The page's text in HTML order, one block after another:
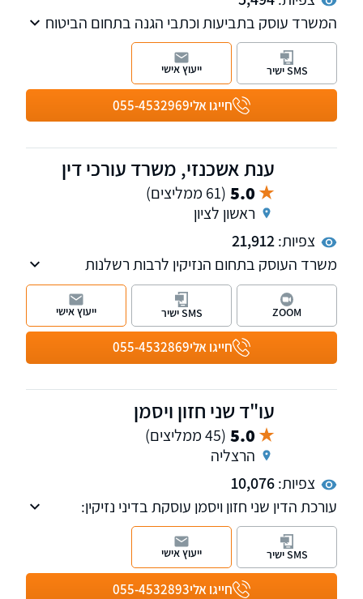
המשרד עוסק בתביעות וכתבי הגנה בתחום הביטוח
והנזיקין. תחום הנזיקין כולל רשלנות רפואית, נזקי
גוף, תביעות ביטוח לאומי נזקי רכוש ועוד.
חייגו אלי055-4532969
SMS ישיר ייעוץ אישי
ענת אשכנזי, משרד עורכי דין
5.0 (61 ממליצים)
ראשון לציון
צפיות:21,912
משרד העוסק בתחום הנזיקין לרבות רשלנות
רפואית, תאונות דרכים, נזקי גוף, תביעות כנגד
משרד הביטחון, תאונות עבודה, נזקי רכוש, ביטוח
וסיעוד ועוד. למשרד שלוחות בראשון לציון
וברחובות.
חייגו אלי055-4532869
ZOOM SMS ישיר ייעוץ אישי
עו"ד שני חזון ויסמן
5.0 (45 ממליצים)
הרצליה
צפיות:10,076
עורכת הדין שני חזון ויסמן עוסקת בדיני נזיקין:
תאונות דרכים (נזקי גוף), תאונות עבודה תביעות
נזקי גוף, ביטוח לאומי, פוליסת סיעוד, תאונות
אישיות ואובדן כושר עבודה.
חייגו אלי055-4532893
SMS ישיר ייעוץ אישי